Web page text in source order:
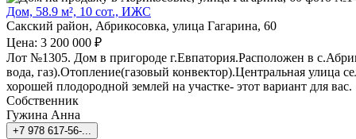
Дом, 58.9 м², 10 сот., ИЖС
Сакский район, Абрикосовка, улица Гагарина, 60
Цена: 3 200 000 ₽
Лот №1305. Дом в пригороде г.Евпатория.Расположен в
вода, газ).Отопление(газовый конвектор).Центральная улица
хорошей плодородной землей на участке- этот вариант для вас.
Собственник
Гужина Анна
+7 978 617-56-...